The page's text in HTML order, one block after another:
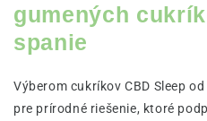
gumených
spanie
Výberom cukríkov CBD Sleep
pre prírodné riešenie, ktoré